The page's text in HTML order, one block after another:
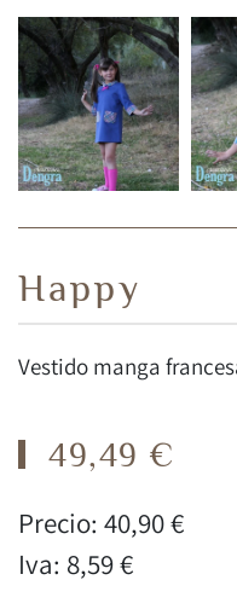
Happy
Vestido manga
49,49 €
Precio: 40,90 €
Iva: 8,59 €